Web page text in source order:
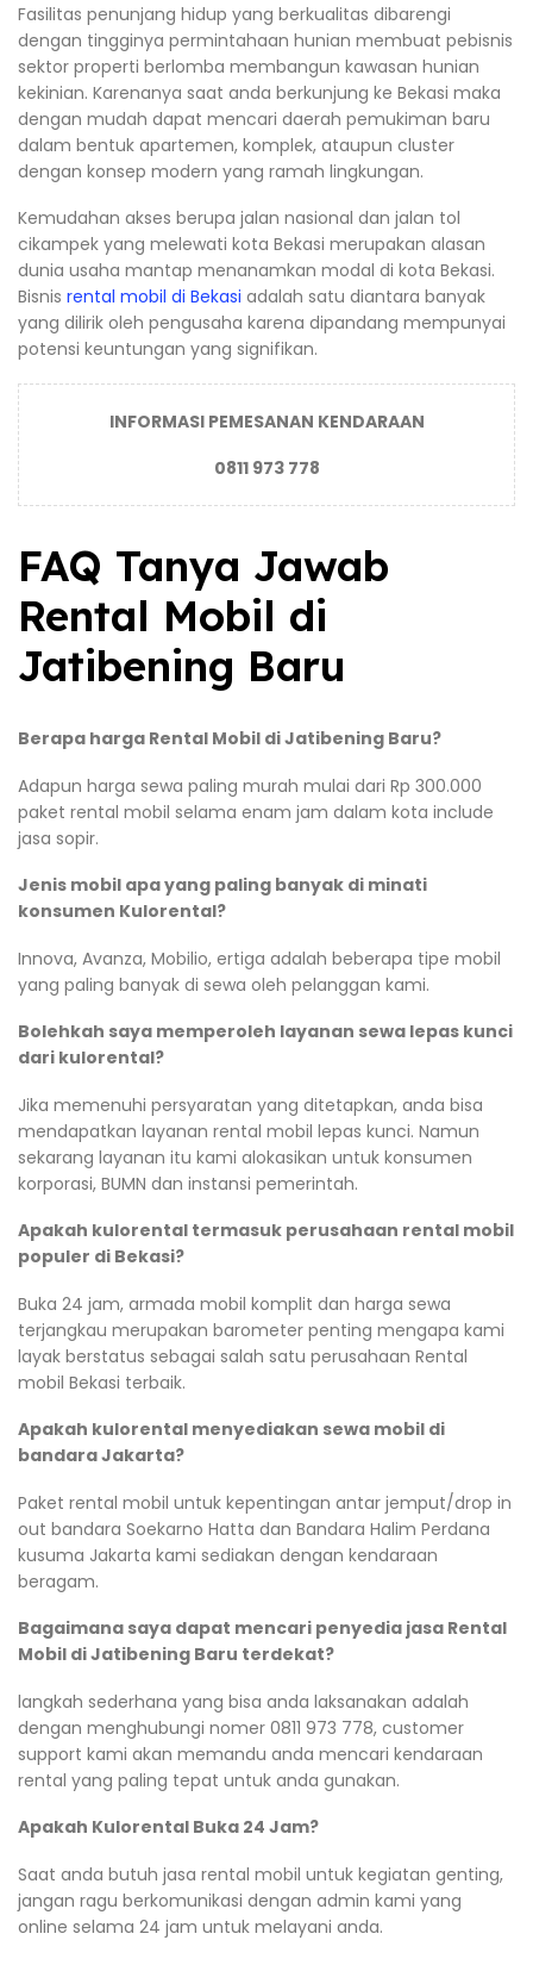
Fasilitas penunjang hidup yang berkualitas dibarengi
dengan tingginya permintahaan hunian membuat pebisnis
sektor properti berlomba membangun kawasan hunian
kekinian. Karenanya saat anda berkunjung ke Bekasi maka
dengan mudah dapat mencari daerah pemukiman baru
dalam bentuk apartemen, komplek, ataupun cluster
dengan konsep modern yang ramah lingkungan.
Kemudahan akses berupa jalan nasional dan jalan tol
cikampek yang melewati kota Bekasi merupakan alasan
dunia usaha mantap menanamkan modal di kota Bekasi.
Bisnis rental mobil di Bekasi adalah satu diantara banyak
yang dilirik oleh pengusaha karena dipandang mempunyai
potensi keuntungan yang signifikan.
INFORMASI PEMESANAN KENDARAAN
0811 973 778
FAQ Tanya Jawab
Rental Mobil di
Jatibening Baru
Berapa harga Rental Mobil di Jatibening Baru?
Adapun harga sewa paling murah mulai dari Rp 300.000
paket rental mobil selama enam jam dalam kota include
jasa sopir.
Jenis mobil apa yang paling banyak di minati
konsumen Kulorental?
Innova, Avanza, Mobilio, ertiga adalah beberapa tipe mobil
yang paling banyak di sewa oleh pelanggan kami.
Bolehkah saya memperoleh layanan sewa lepas kunci
dari kulorental?
Jika memenuhi persyaratan yang ditetapkan, anda bisa
mendapatkan layanan rental mobil lepas kunci. Namun
sekarang layanan itu kami alokasikan untuk konsumen
korporasi, BUMN dan instansi pemerintah.
Apakah kulorental termasuk perusahaan rental mobil
populer di Bekasi?
Buka 24 jam, armada mobil komplit dan harga sewa
terjangkau merupakan barometer penting mengapa kami
layak berstatus sebagai salah satu perusahaan Rental
mobil Bekasi terbaik.
Apakah kulorental menyediakan sewa mobil di
bandara Jakarta?
Paket rental mobil untuk kepentingan antar jemput/drop in
out bandara Soekarno Hatta dan Bandara Halim Perdana
kusuma Jakarta kami sediakan dengan kendaraan
beragam.
Bagaimana saya dapat mencari penyedia jasa Rental
Mobil di Jatibening Baru terdekat?
langkah sederhana yang bisa anda laksanakan adalah
dengan menghubungi nomer 0811 973 778, customer
support kami akan memandu anda mencari kendaraan
rental yang paling tepat untuk anda gunakan.
Apakah Kulorental Buka 24 Jam?
Saat anda butuh jasa rental mobil untuk kegiatan genting,
jangan ragu berkomunikasi dengan admin kami yang
online selama 24 jam untuk melayani anda.